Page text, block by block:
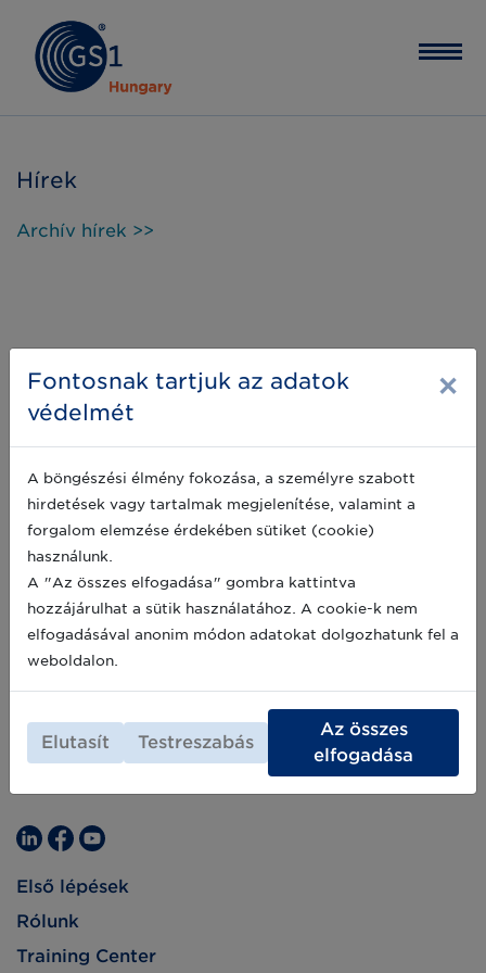
Hírek
Archív hírek >>
Első lépések
Rólunk
Training Center
Fontosnak tartjuk az adatok
védelmét
×
A böngészési élmény fokozása, a személyre szabott
hirdetések vagy tartalmak megjelenítése, valamint a
forgalom elemzése érdekében sütiket (cookie)
használunk.
A "Az összes elfogadása" gombra kattintva
hozzájárulhat a sütik használatához. A cookie-k nem
elfogadásával anonim módon adatokat dolgozhatunk fel a
weboldalon.
Elutasít Testreszabás
Az összes
elfogadása